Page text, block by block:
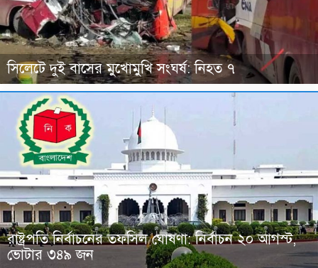
সিলেটে দুই বাসের মুখোমুখি সংঘর্ষ: নিহত ৭
রাষ্ট্রপতি নির্বাচনের তফসিল ঘোষণা: নির্বাচন ২০ আগস্ট,
ভোটার ৩৪৯ জন